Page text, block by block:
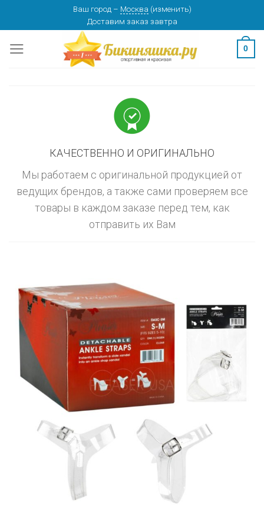
content
Ваш город – Москва (изменить)
Доставим заказ завтра
0
КАЧЕСТВЕННО И ОРИГИНАЛЬНО
Мы работаем с оригинальной продукцией от
ведущих брендов, а также сами проверяем все
товары в каждом заказе перед тем, как
отправить их Вам
изменить